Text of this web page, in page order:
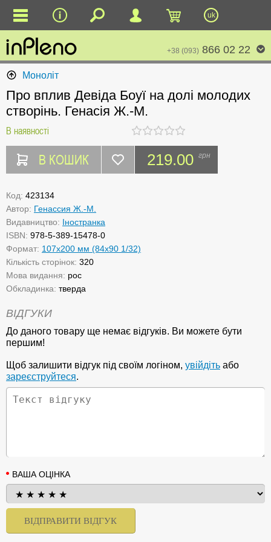
uk
+38 (093) 866 02 22
Моноліт
Про вплив Девіда Боуї на долі молодих
створінь. Генасія Ж.-М.
В наявності
В КОШИК 219.00 грн
Код: 423134
Автор: Генассия Ж.-М.
Видавництво: Іностранка
ISBN: 978-5-389-15478-0
Формат: 107x200 мм (84х90 1/32)
Кількість сторінок: 320
Мова видання: рос
Обкладинка: тверда
ВІДГУКИ
До даного товару ще немає відгуків. Ви можете бути
першим!
Щоб залишити відгук під своїм логіном, увійдіть або
зареєструйтеся.
ВАША ОЦІНКА